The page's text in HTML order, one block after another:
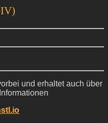
und erhaltet auch über